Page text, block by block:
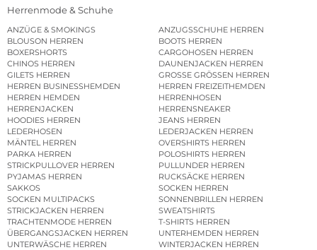
Herrenmode & Schuhe
ANZÜGE & SMOKINGS
ANZUGSSCHUHE HERREN
BLOUSON HERREN
BOOTS HERREN
BOXERSHORTS
CARGOHOSEN HERREN
CHINOS HERREN
DAUNENJACKEN HERREN
GILETS HERREN
GROSSE GRÖSSEN HERREN
HERREN BUSINESSHEMDEN
HERREN FREIZEITHEMDEN
HERREN HEMDEN
HERRENHOSEN
HERRENJACKEN
HERRENSNEAKER
HOODIES HERREN
JEANS HERREN
LEDERHOSEN
LEDERJACKEN HERREN
MÄNTEL HERREN
OVERSHIRTS HERREN
PARKA HERREN
POLOSHIRTS HERREN
STRICKPULLOVER HERREN
PULLUNDER HERREN
PYJAMAS HERREN
RUCKSÄCKE HERREN
SAKKOS
SOCKEN HERREN
SOCKEN MULTIPACKS
SONNENBRILLEN HERREN
STRICKJACKEN HERREN
SWEATSHIRTS
TRACHTENMODE HERREN
T-SHIRTS HERREN
ÜBERGANGSJACKEN HERREN
UNTERHEMDEN HERREN
UNTERWÄSCHE HERREN
WINTERJACKEN HERREN